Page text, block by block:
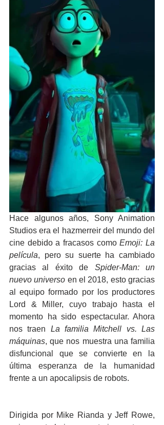
Hace algunos años, Sony Animation
Studios era el hazmerreir del mundo del
cine debido a fracasos como Emoji: La
película, pero su suerte ha cambiado
gracias al éxito de Spider-Man: un
nuevo universo en el 2018, esto gracias
al equipo formado por los productores
Lord & Miller, cuyo trabajo hasta el
momento ha sido espectacular. Ahora
nos traen La familia Mitchell vs. Las
máquinas, que nos muestra una familia
disfuncional que se convierte en la
última esperanza de la humanidad
frente a un apocalipsis de robots.
Dirigida por Mike Rianda y Jeff Rowe,